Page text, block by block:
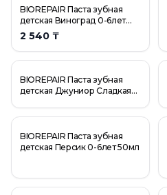
BIOREPAIR Паста зубная
детская Виноград 0-6лет
50мл
2 540 ₸
BIOREPAIR Паста зубная
детская Джуниор Сладкая
BIOREPAIR Паста зубная
детская Персик 0-6лет 50мл